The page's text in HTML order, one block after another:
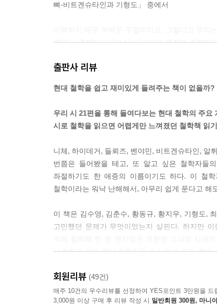
뼈-비트겐슈타인과 기형도」 중에서
‘존재’, ‘ 존재자’, ‘사이-나눔’그리고 ‘존재와 존
로, 그리고 ‘존재자’를 밝은 공간에서 보이는 ‘면
존재론-하이데거와 김춘수」 중에서
이탈리아의 현대 철학자 아감벤이라면 이런 문둥
희생으로는 바칠 수 없는 존재를 말하기 때문입
수는 없는 존재들, 즉 호모 사케르로 지목된 인간
로부터 어떠한 보호도 받지 못한다는 것을 의미합
사회는 이미 그들을 인간으로 생각하지 않기 때문
출판사 리뷰
현대 철학을 쉽고 재미있게 들려주는 책이 없을까?
우리 시 21편을 통해 들여다보는 현대 철학의 주요
시로 철학을 읽으면 어렵게만 느껴졌던 철학책 읽
니체, 하이데거, 들뢰즈, 벤야민, 비트겐슈타인,
번쯤은 들어봤을 테고, 또 알고 싶은 철학자들
좌절하기도 한 애증의 이름이기도 하다. 이 철
철학이라는 워낙 난해해서, 아무리 쉽게 푼다고
이 책은 김수영, 김춘수, 황동규, 황지우, 기형도,
고민했던 문제가 무엇이었는지 살핀다. 하지만
사르트르 같은 현대 철학자들의 사유가 우리 현
시집과 철학책, 과연 어느 쪽이 더 무거울까?
분량은 짧지만 시 한 편 속에 담긴 사유는 결코 가
회원리뷰 (49건)
매주 10건의 우수리뷰를 선정하여 YES포인트 3만원을 드
3,000원 이상 구매 후 리뷰 작성 시 일반회원 300원, 마니